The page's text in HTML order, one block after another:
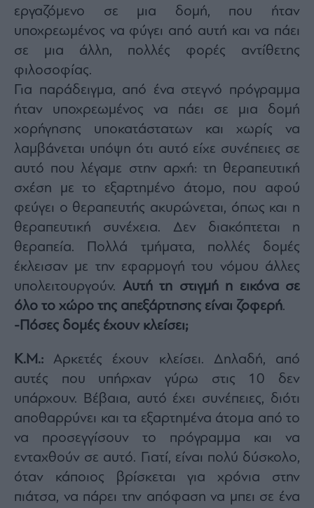
εργαζόμενο σε μια δομή, που ήταν
υποχρεωμένος να φύγει από αυτή και να πάει
σε μια άλλη, πολλές φορές αντίθετης
φιλοσοφίας.
Για παράδειγμα, από ένα στεγνό πρόγραμμα
ήταν υποχρεωμένος να πάει σε μια δομή
χορήγησης υποκατάστατων και χωρίς να
λαμβάνεται υπόψη ότι αυτό είχε συνέπειες σε
αυτό που λέγαμε στην αρχή: τη θεραπευτική
σχέση με το εξαρτημένο άτομο, που αφού
φεύγει ο θεραπευτής ακυρώνεται, όπως και η
θεραπευτική συνέχεια. Δεν διακόπτεται η
θεραπεία. Πολλά τμήματα, πολλές δομές
έκλεισαν με την εφαρμογή του νόμου άλλες
υπολειτουργούν. Αυτή τη στιγμή η εικόνα σε
όλο το χώρο της απεξάρτησης είναι ζοφερή.
-Πόσες δομές έχουν κλείσει;
Κ.Μ.:Αρκετές έχουν κλείσει. Δηλαδή, από
αυτές που υπήρχαν γύρω στις 10 δεν
υπάρχουν. Βέβαια, αυτό έχει συνέπειες, διότι
αποθαρρύνει και τα εξαρτημένα άτομα από το
να προσεγγίσουν το πρόγραμμα και να
ενταχθούν σε αυτό. Γιατί, είναι πολύ δύσκολο,
όταν κάποιος βρίσκεται για χρόνια στην
πιάτσα, να πάρει την απόφαση να μπει σε ένα